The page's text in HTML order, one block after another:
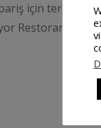
için tercih
Restoran, Cafe,